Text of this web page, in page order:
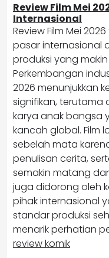
Review Film Mei
Internasional
Review Film Mei
pasar internasional
produksi yang
Perkembangan
2026 menunjukkan
signifikan, terutama
karya anak bangsa
kancah global. Film
sebelah mata
penulisan cerita,
semakin matang
juga didorong oleh
pihak internasional
standar produksi
menarik perhatian
review komik